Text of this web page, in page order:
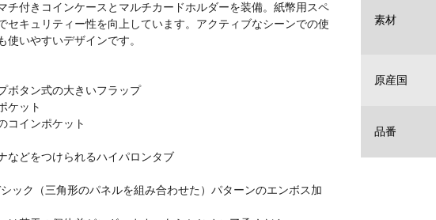
チ付きコインケースとマルチカードホルダーを装備。紙幣用スペ
セキュリティー性を向上しています。アクティブなシーンでの使
使いやすいデザインです。
ボタン式の大きいフラップ
ケット
コインポケット
などをつけられるハイパロンタブ
ック（三角形のパネルを組み合わせた）パターンのエンボス加
素材
原産国
品番